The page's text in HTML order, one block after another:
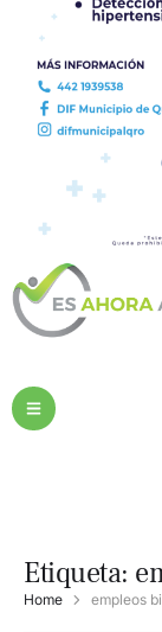
Etiqueta:
Home empleos